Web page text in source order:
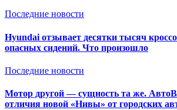
Последние новости
Hyundai отзывает десятки тысяч
опасных сидений. Что произошло
Последние новости
Мотор другой — сущность та же.
отличия новой «Нивы» от городских